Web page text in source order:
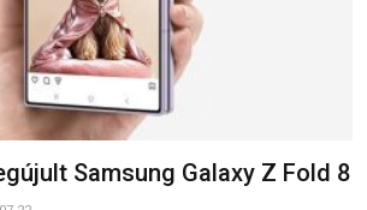
Samsung Galaxy Z Fold 8